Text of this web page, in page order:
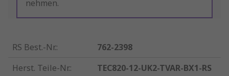
nehmen.
RS Best.-Nr.:
762-2398
Herst. Teile-Nr.:
TEC820-12-UK2-TVAR-BX1-RS